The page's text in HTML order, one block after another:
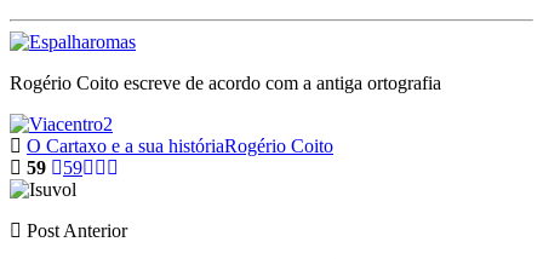
Rogério Coito escreve de acordo com a antiga ortografia
O Cartaxo e a sua históriaRogério Coito
59
59
Post Anterior